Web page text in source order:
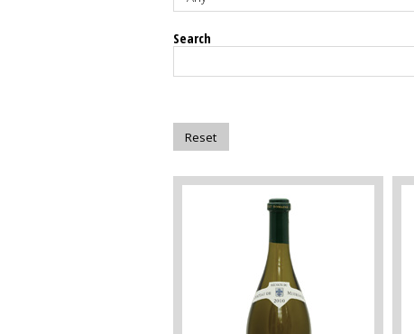
Search